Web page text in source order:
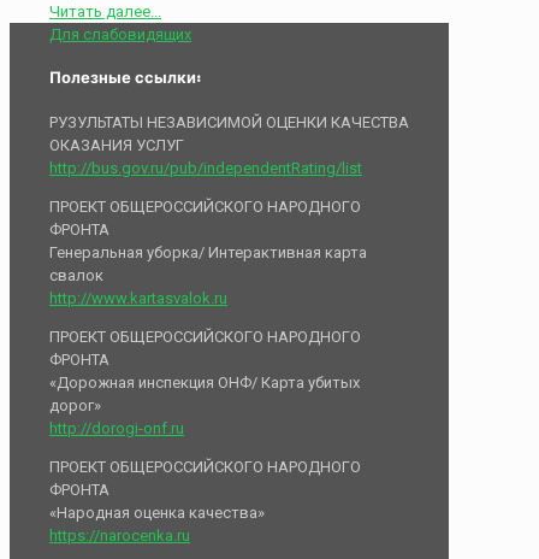
Читать далее...
Для слабовидящих
Полезные ссылки:
РУЗУЛЬТАТЫ НЕЗАВИСИМОЙ ОЦЕНКИ КАЧЕСТВА
ОКАЗАНИЯ УСЛУГ
http://bus.gov.ru/pub/independentRating/list
ПРОЕКТ ОБЩЕРОССИЙСКОГО НАРОДНОГО
ФРОНТА
Генеральная уборка/ Интерактивная карта
свалок
http://www.kartasvalok.ru
ПРОЕКТ ОБЩЕРОССИЙСКОГО НАРОДНОГО
ФРОНТА
«Дорожная инспекция ОНФ/ Карта убитых
дорог»
http://dorogi-onf.ru
ПРОЕКТ ОБЩЕРОССИЙСКОГО НАРОДНОГО
ФРОНТА
«Народная оценка качества»
https://narocenka.ru